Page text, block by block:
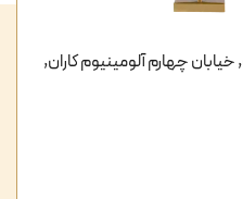
چهارم آلومینیوم کاران,